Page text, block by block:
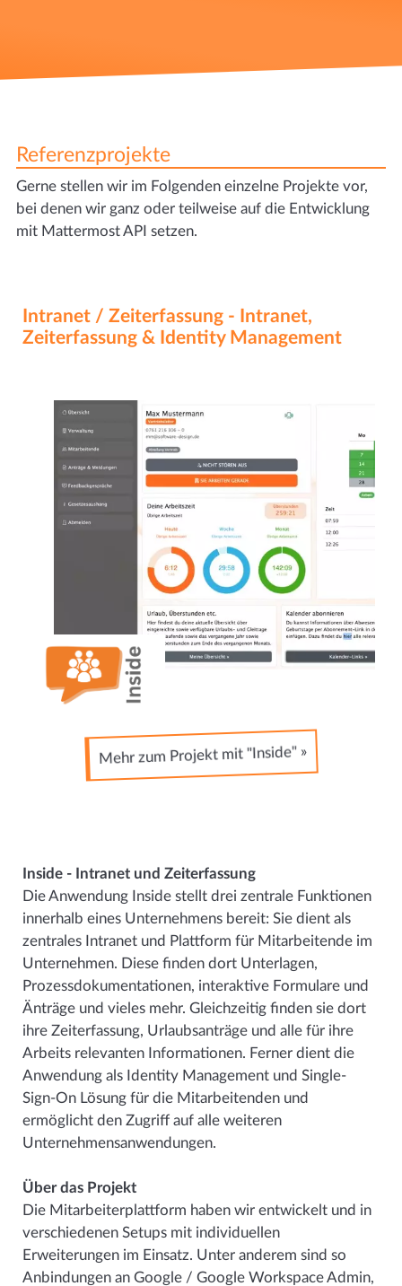
Referenzprojekte
Gerne stellen wir im Folgenden einzelne Projekte vor,
bei denen wir ganz oder teilweise auf die Entwicklung
mit Mattermost API setzen.
Intranet / Zeiterfassung - Intranet,
Zeiterfassung & Identity Management
Mehr zum Projekt mit "Inside" »
Inside - Intranet und Zeiterfassung
Die Anwendung Inside stellt drei zentrale Funktionen
innerhalb eines Unternehmens bereit: Sie dient als
zentrales Intranet und Plattform für Mitarbeitende im
Unternehmen. Diese finden dort Unterlagen,
Prozessdokumentationen, interaktive Formulare und
Änträge und vieles mehr. Gleichzeitig finden sie dort
ihre Zeiterfassung, Urlaubsanträge und alle für ihre
Arbeits relevanten Informationen. Ferner dient die
Anwendung als Identity Management und Single-
Sign-On Lösung für die Mitarbeitenden und
ermöglicht den Zugriff auf alle weiteren
Unternehmensanwendungen.
Über das Projekt
Die Mitarbeiterplattform haben wir entwickelt und in
verschiedenen Setups mit individuellen
Erweiterungen im Einsatz. Unter anderem sind so
Anbindungen an Google / Google Workspace Admin,